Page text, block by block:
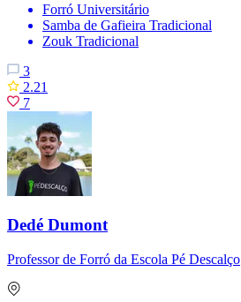
Forró Universitário
Samba de Gafieira Tradicional
Zouk Tradicional
3
2.21
7
Dedé Dumont
Professor de Forró da Escola Pé Descalço